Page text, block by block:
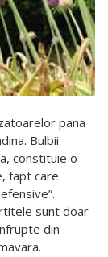
pana
Bulbii
constituie o
fapt care
sunt doar
din